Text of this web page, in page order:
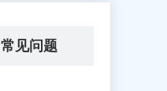
常见问题